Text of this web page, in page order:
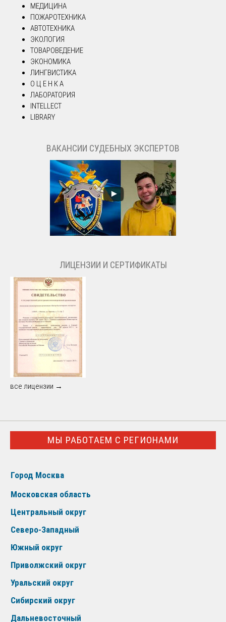
МЕДИЦИНА
ПОЖАРОТЕХНИКА
АВТОТЕХНИКА
ЭКОЛОГИЯ
ТОВАРОВЕДЕНИЕ
ЭКОНОМИКА
ЛИНГВИСТИКА
О Ц Е Н К А
ЛАБОРАТОРИЯ
INTELLECT
LIBRARY
ВАКАНСИИ СУДЕБНЫХ ЭКСПЕРТОВ
ЛИЦЕНЗИИ И СЕРТИФИКАТЫ
все лицензии →
МЫ РАБОТАЕМ С РЕГИОНАМИ
Город Москва
Московская область
Центральный округ
Северо-Западный
Южный округ
Приволжский округ
Уральский округ
Сибирский округ
Дальневосточный